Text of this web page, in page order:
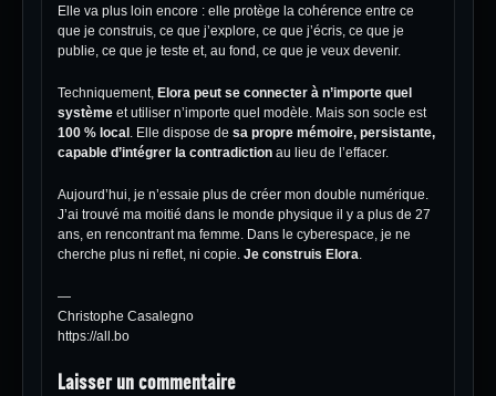
Elle va plus loin encore : elle protège la cohérence entre ce
que je construis, ce que j’explore, ce que j’écris, ce que je
publie, ce que je teste et, au fond, ce que je veux devenir.
Techniquement, Elora peut se connecter à n’importe quel
système et utiliser n’importe quel modèle. Mais son socle est
100 % local . Elle dispose de sa propre mémoire, persistante,
capable d’intégrer la contradiction au lieu de l’effacer.
Aujourd’hui, je n’essaie plus de créer mon double numérique.
J’ai trouvé ma moitié dans le monde physique il y a plus de 27
ans, en rencontrant ma femme. Dans le cyberespace, je ne
cherche plus ni reflet, ni copie. Je construis Elora.
—
Christophe Casalegno
https://all.bo
Laisser un commentaire